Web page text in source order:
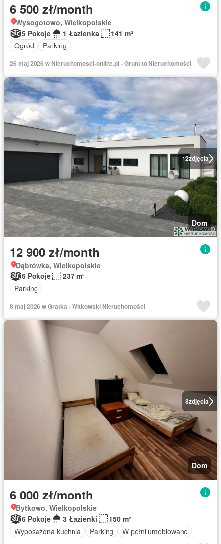
6 500 zł/month
Wysogotowo, Wielkopolskie
5 Pokoje
1 Łazienka
141 m²
Ogród
Parking
26 maj 2026 w Nieruchomosci-online.pl - Grunt to Nieruchomości
12zdjęcia
Dom
12 900 zł/month
Dąbrówka, Wielkopolskie
6 Pokoje
237 m²
Parking
8 maj 2026 w Gratka - Witkowski Nieruchomości
8zdjęcia
Dom
6 000 zł/month
Bytkowo, Wielkopolskie
6 Pokoje
3 Łazienki
150 m²
Wyposażona kuchnia
Parking W pełni umeblowane